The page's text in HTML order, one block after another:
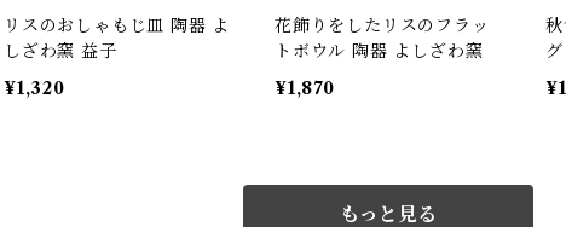
リスのおしゃもじ皿 陶器 よ
しざわ窯 益子
¥1,320
花飾りをしたリスのフラッ
トボウル 陶器 よしざわ窯
¥1,870
もっと見る